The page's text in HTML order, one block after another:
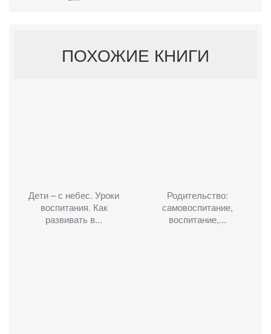
ПОХОЖИЕ КНИГИ
Дети – с небес. Уроки
воспитания. Как
развивать в...
Родительство:
самовоспитание,
воспитание,...